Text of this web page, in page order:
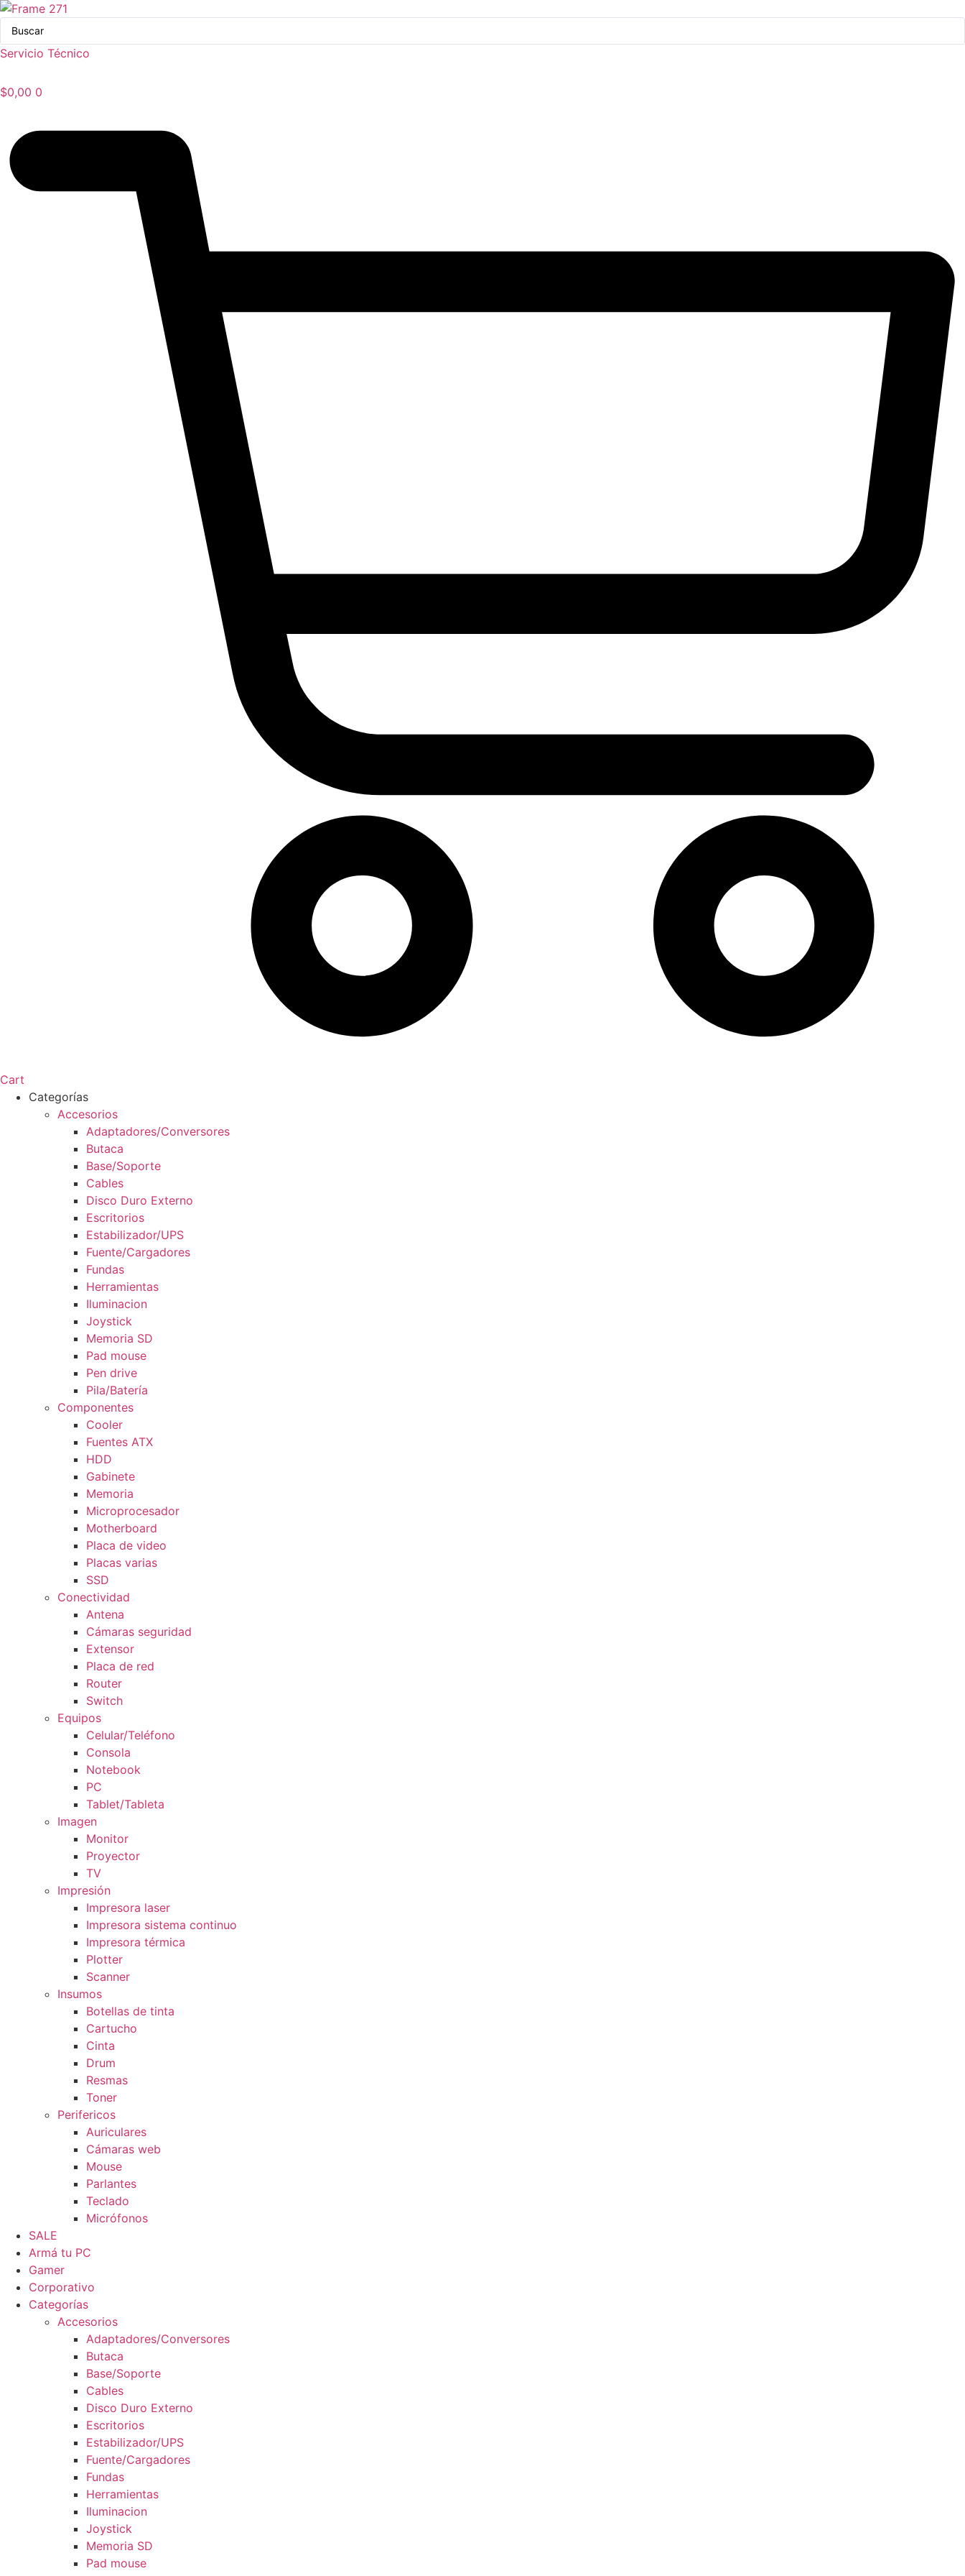
Ir
contenido
Search
Servicio Técnico
$0,00 0
Cart
Categorías
Accesorios
Adaptadores/Conversores
Butaca
Base/Soporte
Cables
Disco Duro Externo
Escritorios
Estabilizador/UPS
Fuente/Cargadores
Fundas
Herramientas
Iluminacion
Joystick
Memoria SD
Pad mouse
Pen drive
Pila/Batería
Componentes
Cooler
Fuentes ATX
HDD
Gabinete
Memoria
Microprocesador
Motherboard
Placa de video
Placas varias
SSD
Conectividad
Antena
Cámaras seguridad
Extensor
Placa de red
Router
Switch
Equipos
Celular/Teléfono
Consola
Notebook
PC
Tablet/Tableta
Imagen
Monitor
Proyector
TV
Impresión
Impresora laser
Impresora sistema continuo
Impresora térmica
Plotter
Scanner
Insumos
Botellas de tinta
Cartucho
Cinta
Drum
Resmas
Toner
Perifericos
Auriculares
Cámaras web
Mouse
Parlantes
Teclado
Micrófonos
SALE
Armá tu PC
Gamer
Corporativo
Categorías
Accesorios
Adaptadores/Conversores
Butaca
Base/Soporte
Cables
Disco Duro Externo
Escritorios
Estabilizador/UPS
Fuente/Cargadores
Fundas
Herramientas
Iluminacion
Joystick
Memoria SD
Pad mouse